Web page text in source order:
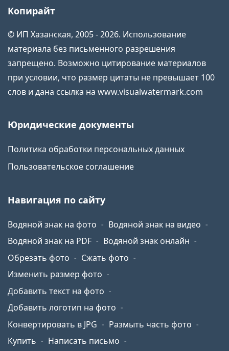
Копирайт
© ИП Хазанская, 2005 - 2026. Использование
материала без письменного разрешения
запрещено. Возможно цитирование материалов
при условии, что размер цитаты не превышает 100
слов и дана ссылка на www.visualwatermark.com
Юридические документы
Политика обработки персональных данных
Пользовательское соглашение
Навигация по сайту
Водяной знак на фото
Водяной знак на видео
Водяной знак на PDF
Водяной знак онлайн
Обрезать фото
Сжать фото
Изменить размер фото
Добавить текст на фото
Добавить логотип на фото
Конвертировать в JPG
Размыть часть фото
Купить
Написать письмо